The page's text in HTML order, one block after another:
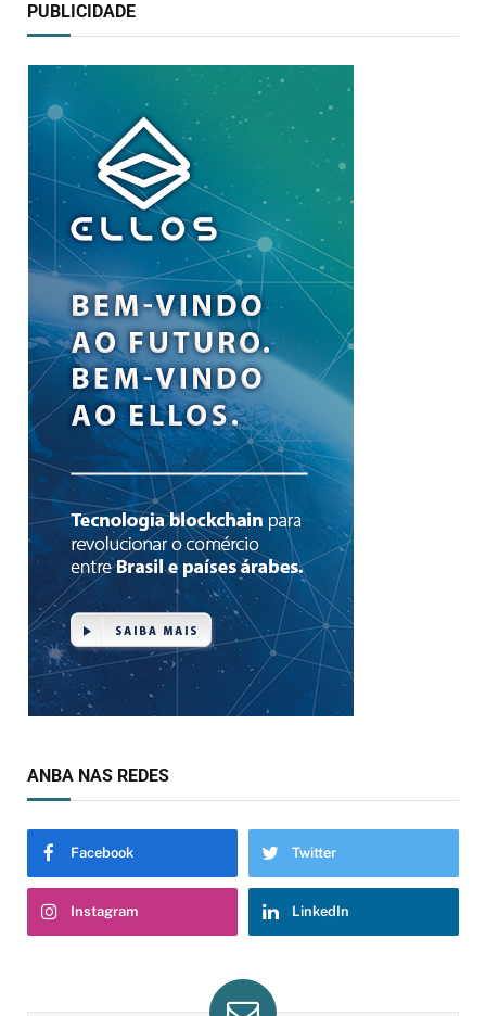
PUBLICIDADE
ANBA NAS REDES
Facebook Twitter
Instagram LinkedIn